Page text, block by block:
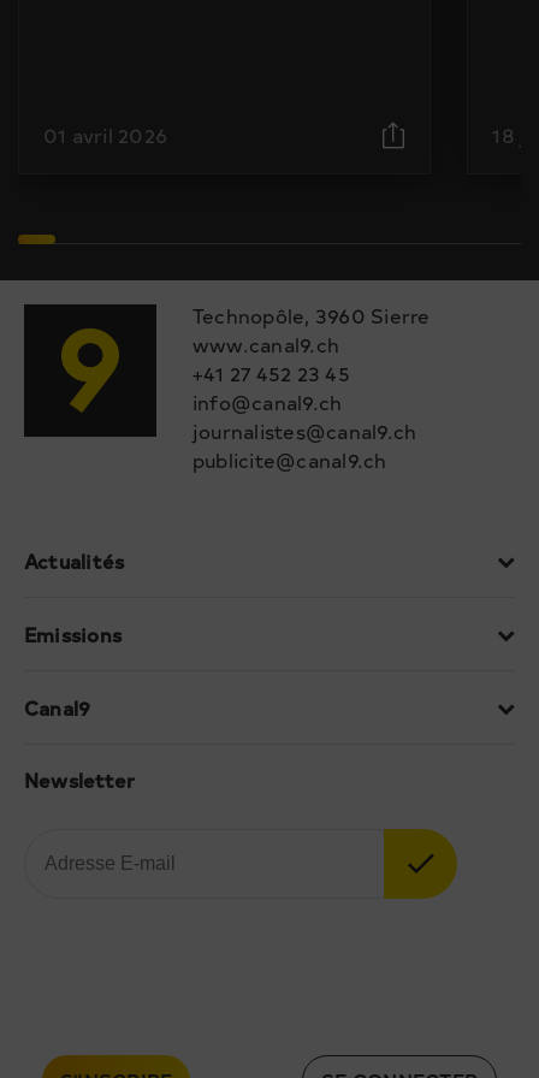
01 avril 2026 18
Technopôle, 3960 Sierre
www.canal9.ch
+41 27 452 23 45
info@canal9.ch
journalistes@canal9.ch
publicite@canal9.ch
Actualités
Emissions
Canal9
Newsletter